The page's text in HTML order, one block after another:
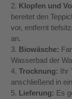
Klopfen und
bereitet den
vor, entfernt
an.
Biowäsche:
Wasserbad der
Trocknung: Ihr
anschließend in
Lieferung: Es